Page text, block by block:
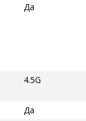
Да
4.5G
Да